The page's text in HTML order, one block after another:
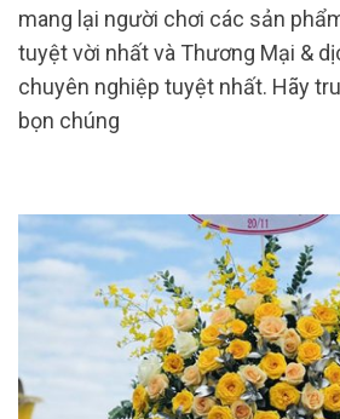
mang lại người chơi các sản
tuyệt vời nhất và Thương Mại &
chuyên nghiệp tuyệt nhất. Hãy
bọn chúng